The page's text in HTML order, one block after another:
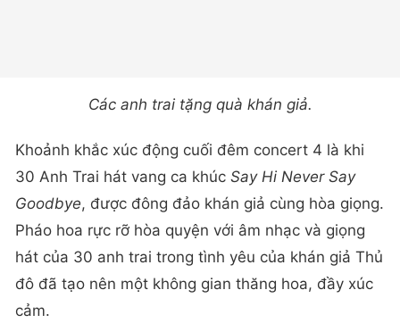
Các anh trai tặng quà khán giả.
Khoảnh khắc xúc động cuối đêm concert 4 là khi
30 Anh Trai hát vang ca khúc Say Hi Never Say
Goodbye, được đông đảo khán giả cùng hòa giọng.
Pháo hoa rực rỡ hòa quyện với âm nhạc và giọng
hát của 30 anh trai trong tình yêu của khán giả Thủ
đô đã tạo nên một không gian thăng hoa, đầy xúc
cảm.